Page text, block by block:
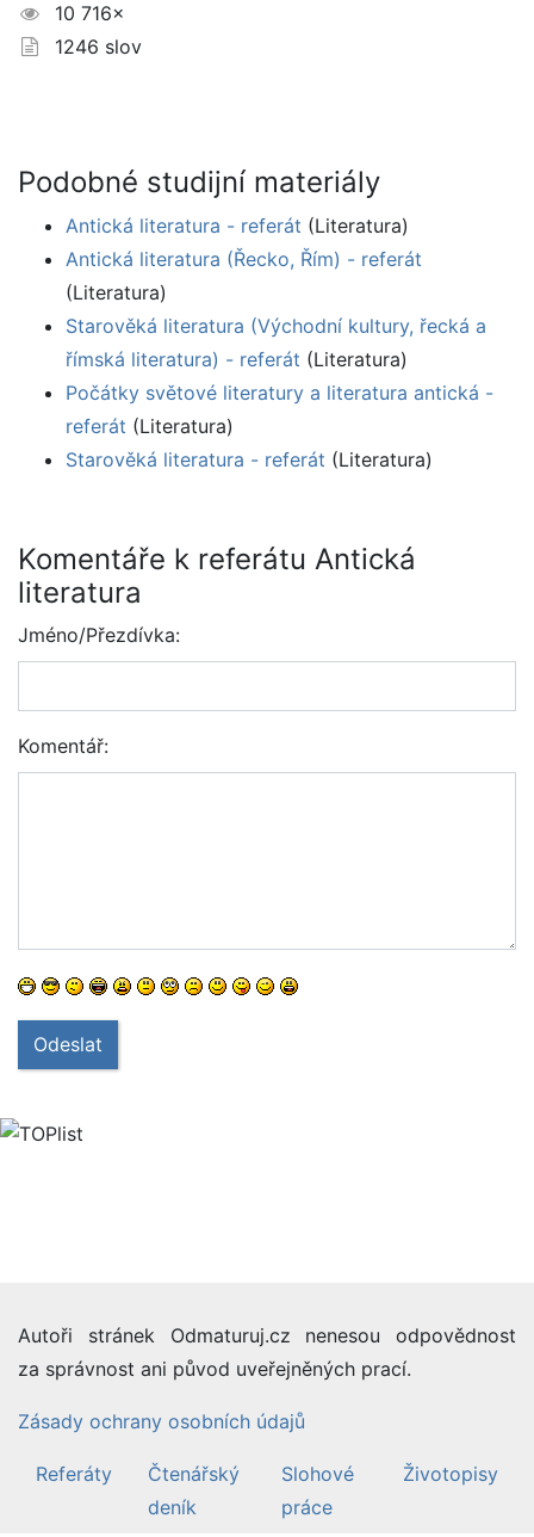
10 716×
1246 slov
Podobné studijní materiály
Antická literatura - referát (Literatura)
Antická literatura (Řecko, Řím) - referát
(Literatura)
Starověká literatura (Východní kultury, řecká a
římská literatura) - referát (Literatura)
Počátky světové literatury a literatura antická -
referát (Literatura)
Starověká literatura - referát (Literatura)
Komentáře k referátu Antická
literatura
Jméno/Přezdívka:
Komentář:
Odeslat
Autoři stránek Odmaturuj.cz nenesou odpovědnost
za správnost ani původ uveřejněných prací.
Zásady ochrany osobních údajů
Referáty
Čtenářský
deník
Slohové
práce
Životopisy